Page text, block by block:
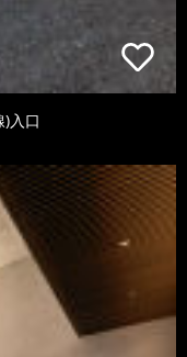
入口